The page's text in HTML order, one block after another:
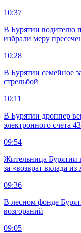
10:37
В Бурятии водителю
избрали меру
10:28
В Бурятии семейное
стрельбой
10:11
В Бурятии дроппер
электронного счета
09:54
Жительница Бурятии
за «возврат вклада
09:36
В лесном фонде
возгораний
09:05